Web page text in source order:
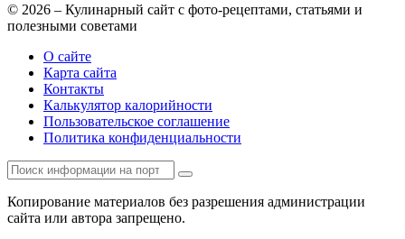
© 2026 – Кулинарный сайт с фото-рецептами, статьями и
полезными советами
О сайте
Карта сайта
Контакты
Калькулятор калорийности
Пользовательское соглашение
Политика конфиденциальности
Копирование материалов без разрешения администрации
сайта или автора запрещено.